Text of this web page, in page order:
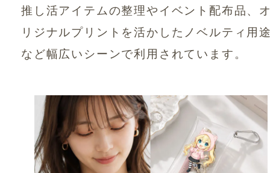
推し活アイテムの整理やイベント配布品、
リジナルプリントを活かしたノベルティ用
など幅広いシーンで利用されています。